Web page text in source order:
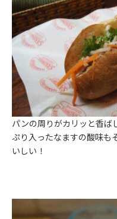
パンの周りがカリッと香ば
ぷり入ったなますの酸味も
いしい！